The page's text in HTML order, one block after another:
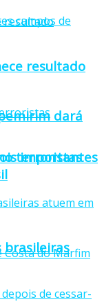
dará
importantes
resultado
terroristas
brasileiras